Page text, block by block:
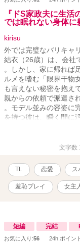
『ドS家政夫に生活
では眠れない身体に
kirisu
外では完璧なバリキャ
結衣（26歳）は、会社
。しかし、家に帰れば
ルメを嗜む「限界干物
も言えない秘密を抱え
親からの依頼で派遣さ
。モデル並みの容姿に
を持つ彼は、瞬く間に
生養ってほしい」とす
よってベッドの下に隠
ックなSM官能本』が
突きつける 。「ルー
（お仕置き）』をさせ
罰として、理人の長い
着を下ろさせられる屈
は、「よくできました
れたおもちゃで極上の
る「飴と鞭」に、結衣
文字数
TL 恋愛 ス
羞恥プレイ 女主
短編 完結
お気に入り:56 24h.ポイン